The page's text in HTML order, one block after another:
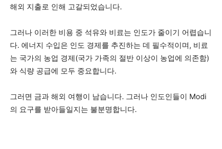
해외 지출로 인해 고갈되었습니다.
그러나 이러한 비용 중 석유와 비료는 인도가 줄이기 어렵습니
다. 에너지 수입은 인도 경제를 추진하는 데 필수적이며, 비료
는 국가의 농업 경제(국가 가족의 절반 이상이 농업에 의존함)
와 식량 공급에 모두 중요합니다.
그러면 금과 해외 여행이 남습니다. 그러나 인도인들이 Modi
의 요구를 받아들일지는 불분명합니다.